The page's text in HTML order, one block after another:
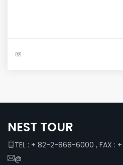
NEST TOUR
TEL : + 82-2-868-6000 , FAX :
@